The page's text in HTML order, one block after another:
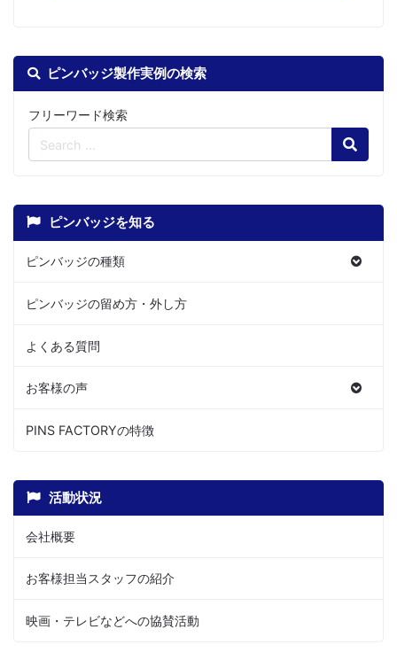
ピンバッジ製作実例の検索
フリーワード検索
Search
ピンバッジを知る
ピンバッジの種類
ピンバッジの留め方・外し方
よくある質問
お客様の声
PINS FACTORYの特徴
活動状況
会社概要
お客様担当スタッフの紹介
映画・テレビなどへの協賛活動